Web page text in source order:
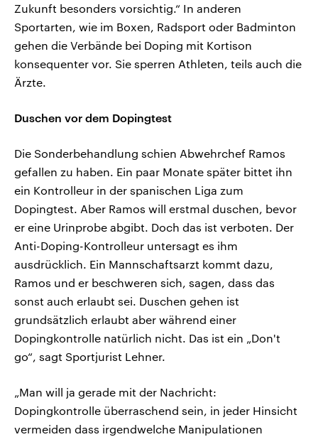
Zukunft besonders vorsichtig.“ In anderen
Sportarten, wie im Boxen, Radsport oder Badminton
gehen die Verbände bei Doping mit Kortison
konsequenter vor. Sie sperren Athleten, teils auch die
Ärzte.
Duschen vor dem Dopingtest
Die Sonderbehandlung schien Abwehrchef Ramos
gefallen zu haben. Ein paar Monate später bittet ihn
ein Kontrolleur in der spanischen Liga zum
Dopingtest. Aber Ramos will erstmal duschen, bevor
er eine Urinprobe abgibt. Doch das ist verboten. Der
Anti-Doping-Kontrolleur untersagt es ihm
ausdrücklich. Ein Mannschaftsarzt kommt dazu,
Ramos und er beschweren sich, sagen, dass das
sonst auch erlaubt sei. Duschen gehen ist
grundsätzlich erlaubt aber während einer
Dopingkontrolle natürlich nicht. Das ist ein „Don't
go“, sagt Sportjurist Lehner.
„Man will ja gerade mit der Nachricht:
Dopingkontrolle überraschend sein, in jeder Hinsicht
vermeiden dass irgendwelche Manipulationen